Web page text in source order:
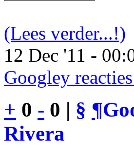
(Lees verder...!)
12 Dec '11 -
Googley
+ 0 - 0 | § ¶
Rivera